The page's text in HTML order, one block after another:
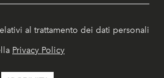
al trattamento dei dati personali
Privacy Policy